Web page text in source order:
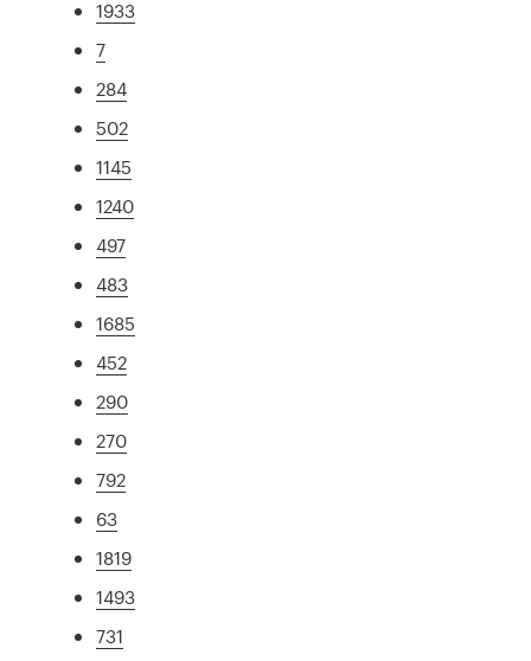
1933
7
284
502
1145
1240
497
483
1685
452
290
270
792
63
1819
1493
731